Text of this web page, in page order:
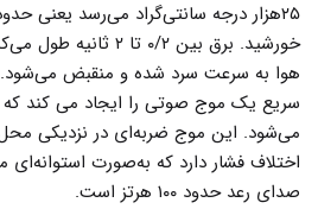
خورشید. برق بین ۰/۲
هوا به سرعت سرد شده و منقبض می‌شود.
سریع یک موج صوتی را ایجاد می کند
اختلاف فشار دارد که به‌صورت
صدای رعد حدود ۱۰۰ هرتز است.